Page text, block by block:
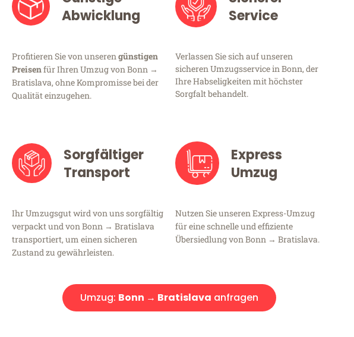
Abwicklung
Profitieren Sie von unserengünstigen
Preisenfür Ihren Umzug von Bonn →
Bratislava, ohne Kompromisse bei der
Qualität einzugehen.
Service
Verlassen Sie sich auf unseren
sicheren Umzugsservice in Bonn, der
Ihre Habseligkeiten mit höchster
Sorgfalt behandelt.
Sorgfältiger
Transport
Ihr Umzugsgut wird von uns sorgfältig
verpackt und von Bonn → Bratislava
transportiert, um einen sicheren
Zustand zu gewährleisten.
Express
Umzug
Nutzen Sie unseren Express-Umzug
für eine schnelle und effiziente
Übersiedlung von Bonn → Bratislava.
Umzug: Bonn → Bratislava anfragen